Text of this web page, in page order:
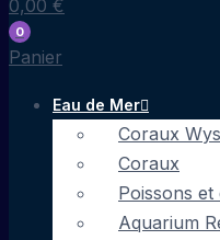
0,00 €
0
Panier
Eau de Mer
Coraux
Coraux
Poissons
Aquarium